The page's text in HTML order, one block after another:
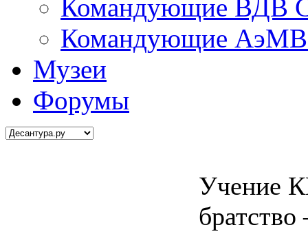
Командующие ВДВ
Командующие АэМВ
Музеи
Форумы
Учение
братство